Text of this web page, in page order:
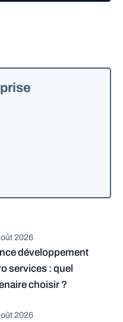
2026
développement
services : quel
choisir ?
2026